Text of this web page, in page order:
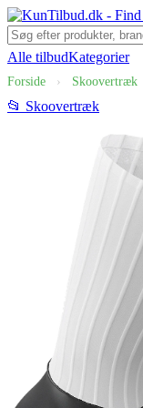
Alle tilbudKategorier
Forside › Skoovertræk
📂 Skoovertræk